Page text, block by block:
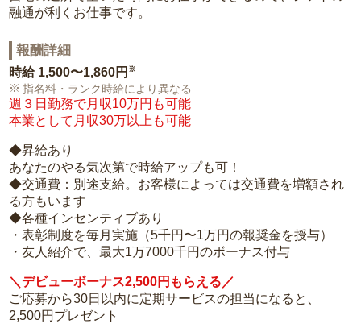
融通が利くお仕事です。
報酬詳細
時給 1,500〜1,860円 ※
指名料・ランク時給により異なる
週３日勤務で月収10万円も可能
本業として月収30万以上も可能
◆昇給あり
あなたのやる気次第で時給アップも可！
◆交通費：別途支給。お客様によっては交通費を増額され
る方もいます
◆各種インセンティブあり
・表彰制度を毎月実施（5千円〜1万円の報奨金を授与）
・友人紹介で、最大1万7000千円のボーナス付与
＼デビューボーナス2,500円もらえる／
ご応募から30日以内に定期サービスの担当になると、
2,500円プレゼント